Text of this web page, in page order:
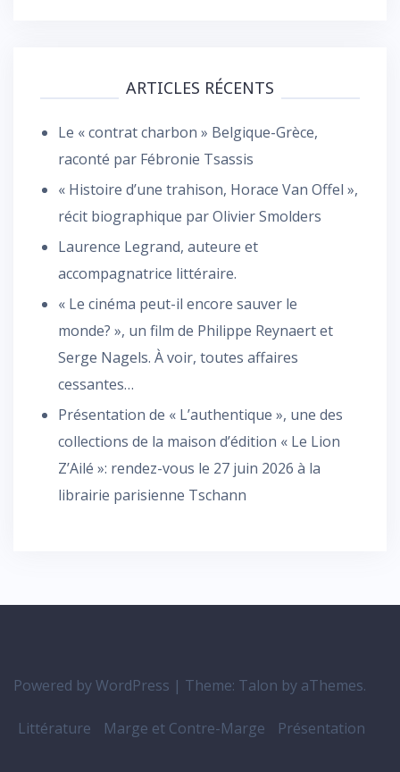
ARTICLES RÉCENTS
Le « contrat charbon » Belgique-Grèce,
raconté par Fébronie Tsassis
« Histoire d’une trahison, Horace Van Offel »,
récit biographique par Olivier Smolders
Laurence Legrand, auteure et
accompagnatrice littéraire.
« Le cinéma peut-il encore sauver le
monde? », un film de Philippe Reynaert et
Serge Nagels. À voir, toutes affaires
cessantes…
Présentation de « L’authentique », une des
collections de la maison d’édition « Le Lion
Z’Ailé »: rendez-vous le 27 juin 2026 à la
librairie parisienne Tschann
Powered by WordPress | Theme: Talon by aThemes.
Littérature Marge et Contre-Marge Présentation